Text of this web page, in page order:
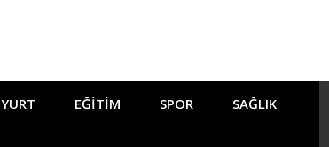
YURT EĞITIM SPOR SAĞLIK